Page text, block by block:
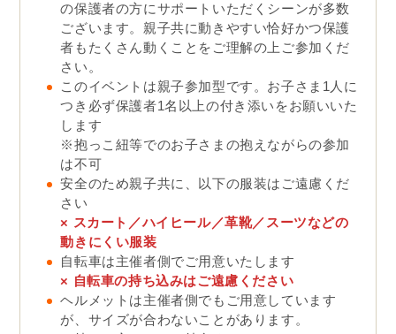
※参加条件と注意事項を事前にご確認ください。
参加条件
身長95cm～125cmのお子様が対象（年齢制限
なし）
お子さま1人
必要です（見学の場合も含む）
例）お子さま2人で参加の場合、保護者は2人必要です
(その場合は、お申込みも2回必要 )